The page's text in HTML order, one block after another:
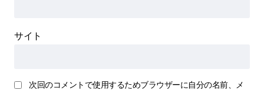
サイト
次回のコメントで使用するためブラウザーに自分の名前、メ